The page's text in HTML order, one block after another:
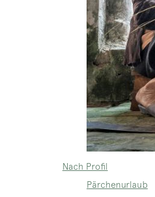
Nach Profil
Pärchenurlaub